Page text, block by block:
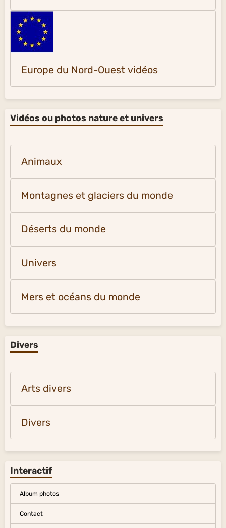
Europe du Nord-Ouest vidéos
Vidéos ou photos nature et univers
Animaux
Montagnes et glaciers du monde
Déserts du monde
Univers
Mers et océans du monde
Divers
Arts divers
Divers
Interactif
Album photos
Contact